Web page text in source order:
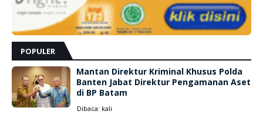
POPULER
Mantan Direktur Kriminal Khusus Polda
Banten Jabat Direktur Pengamanan Aset
di BP Batam
Dibaca: kali